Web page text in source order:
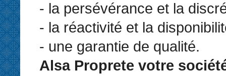
- la persévérance et la
- la réactivité et la
- une garantie de qualité.
Alsa Proprete votre